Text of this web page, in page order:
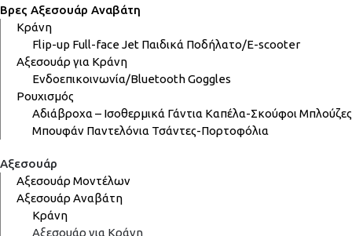
Βρες Αξεσουάρ Αναβάτη
Κράνη
Flip-up Full-faceJet Παιδικά Ποδήλατο/E-scooter
Αξεσουάρ για Κράνη
Ενδοεπικοινωνία/BluetoothGoggles
Ρουχισμός
Αδιάβροχα – Ισοθερμικά Γάντια Καπέλα-Σκούφοι Μπλούζες
Μπουφάν Παντελόνια Τσάντες-Πορτοφόλια
Αξεσουάρ
Αξεσουάρ Μοντέλων
Αξεσουάρ Αναβάτη
Κράνη
Αξεσουάρ για Κράνη